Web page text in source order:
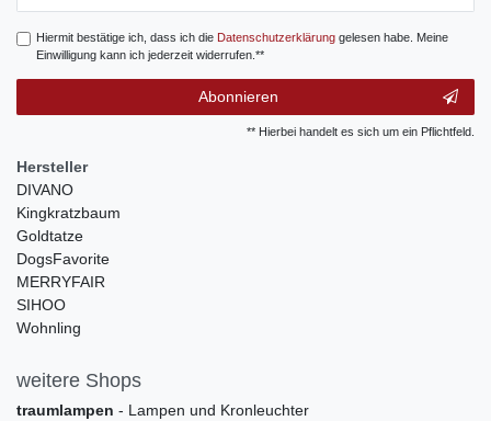
Hiermit bestätige ich, dass ich die Daten­schutz­erklärunggelesen habe. Meine
Einwilligung kann ich jederzeit widerrufen.**
Abonnieren
** Hierbei handelt es sich um ein Pflichtfeld.
Hersteller
DIVANO
Kingkratzbaum
Goldtatze
DogsFavorite
MERRYFAIR
SIHOO
Wohnling
weitere Shops
traumlampen - Lampen und Kronleuchter